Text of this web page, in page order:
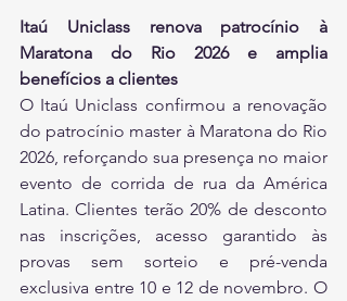
Itaú Uniclass renova patrocínio à
Maratona do Rio 2026 e amplia
benefícios a clientes
O Itaú Uniclass confirmou a renovação
do patrocínio master à Maratona do Rio
2026, reforçando sua presença no maior
evento de corrida de rua da América
Latina. Clientes terão 20% de desconto
nas inscrições, acesso garantido às
provas sem sorteio e pré-venda
exclusiva entre 10 e 12 de novembro. O